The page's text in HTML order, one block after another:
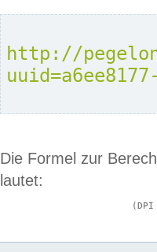
http://
Die Formel zur
lautet: